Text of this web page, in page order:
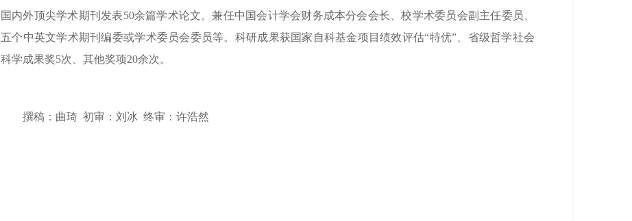
国内外顶尖学术期刊发表50余篇学术论文。兼任中国会计学会财务成本分会会长、校学术委员会副主任委员、
五个中英文学术期刊编委或学术委员会委员等。科研成果获国家自科基金项目绩效评估“特优”、省级哲学社会
科学成果奖5次、其他奖项20余次。
撰稿：曲琦 初审：刘冰 终审：许浩然